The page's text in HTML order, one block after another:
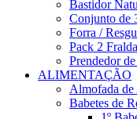
Bastidor
Conjunto de
Forra /
Pack 2
Prendedor
ALIMENTAÇÃO
Almofada de
Babetes de